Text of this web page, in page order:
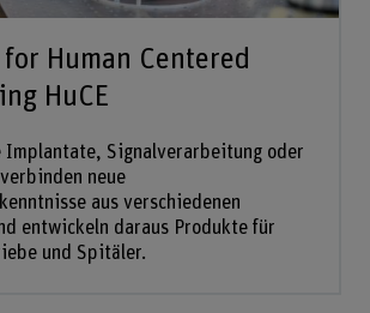
Human Centered
HuCE
Implantate, Signalverarbeitung oder
neue
aus verschiedenen
entwickeln daraus Produkte für
und Spitäler.